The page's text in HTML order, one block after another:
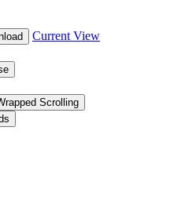
Current View
Scrolling